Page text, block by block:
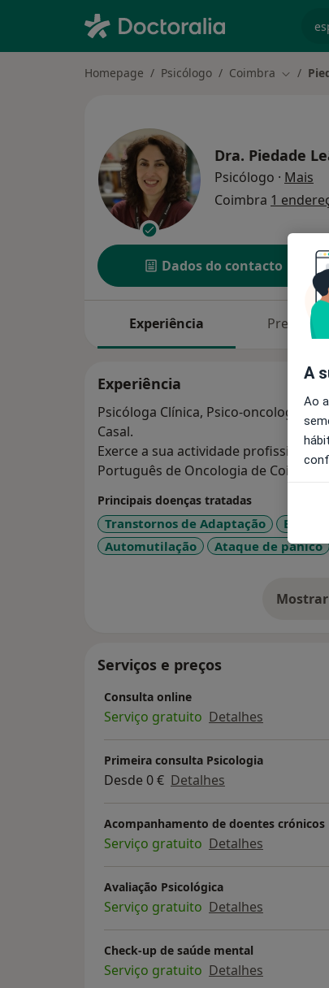
Homepage Psicólogo Coimbra Mudar
Dra. Piedade
Psicólogo · Mais
Coimbra 1
Dados do contacto
Experiência Preços
Experiência
Psicóloga Clínica, Psico-oncologista,
Casal.
Exerce a sua actividade profissional
Português de Oncologia de Coimbra.
Principais doenças tratadas
Transtornos de Adaptação Estresse
Automutilação
Ataque de pânico
Serviços e preços
Consulta online
Serviço gratuito Detalhes
Primeira consulta Psicologia
Desde 0 € Detalhes
Acompanhamento de doentes crónicos
Serviço gratuito Detalhes
Avaliação Psicológica
Serviço gratuito Detalhes
Check-up de saúde mental
Serviço gratuito Detalhes
A
Ao